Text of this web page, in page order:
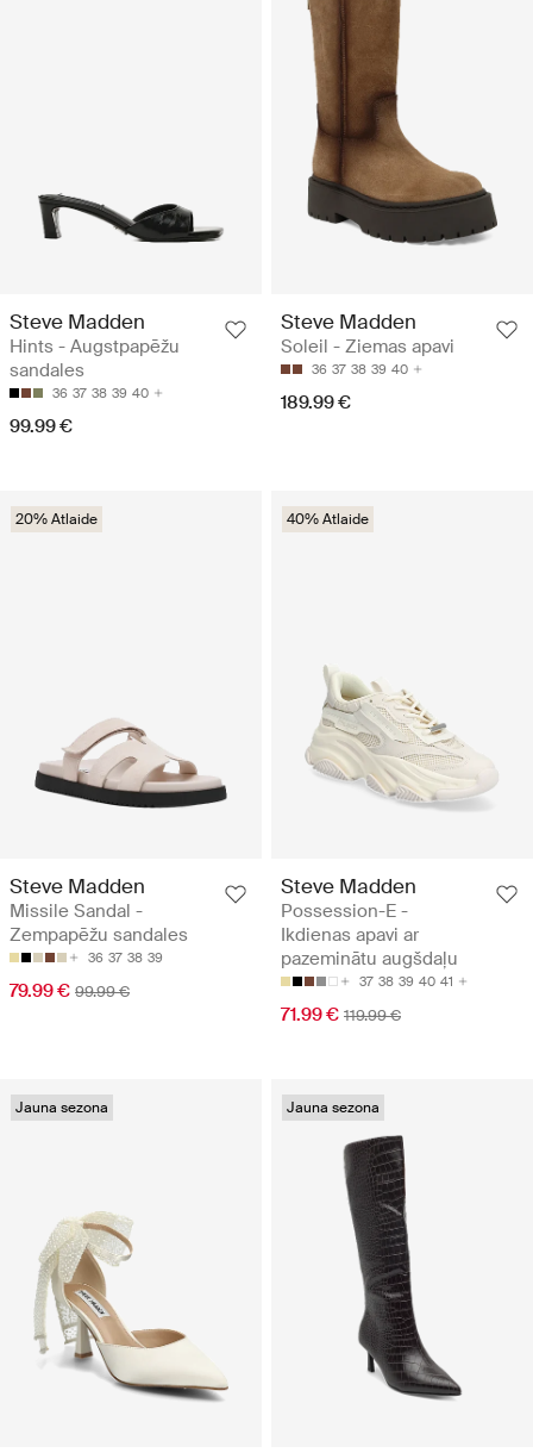
Steve Madden
Hints - Augstpapēžu
sandales
36 37 38 39 40
99.99 €
Steve Madden
Soleil - Ziemas apavi
36 37 38 39 40
189.99 €
20% Atlaide
Steve Madden
Missile Sandal -
Zempapēžu sandales
36 37 38 39
79.99 € 99.99 €
40% Atlaide
Steve Madden
Possession-E -
Ikdienas apavi ar
pazeminātu augšdaļu
37 38 39 40 41
71.99 € 119.99 €
Jauna sezona Jauna sezona